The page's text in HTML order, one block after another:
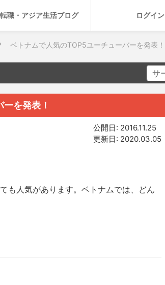
職・アジア生活ブログ ログイン
ベトナムで人気のTOP5ユーチューバーを発表！
を発表！
公開日: 2016.11.25
更新日: 2020.03.05
も人気があります。ベトナムでは、どん